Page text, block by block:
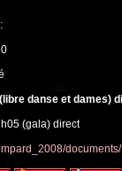
danse et dames)
(gala) direct